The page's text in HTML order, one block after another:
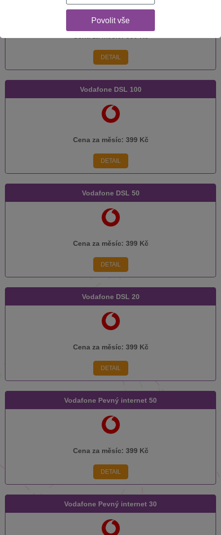
DETAIL
Vodafone DSL 100
Cena za měsíc: 399 Kč
DETAIL
Vodafone DSL 50
Cena za měsíc: 399 Kč
DETAIL
Vodafone DSL 20
Cena za měsíc: 399 Kč
DETAIL
Vodafone Pevný internet 50
Cena za měsíc: 399 Kč
DETAIL
Vodafone Pevný internet 30
Povolit vše